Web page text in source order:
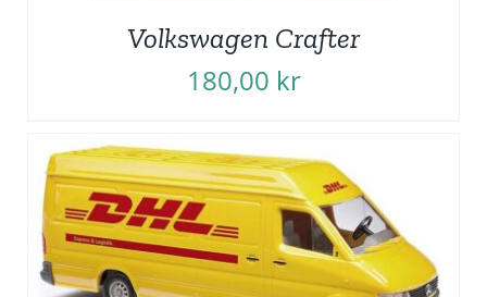
Volkswagen Crafter
180,00 kr